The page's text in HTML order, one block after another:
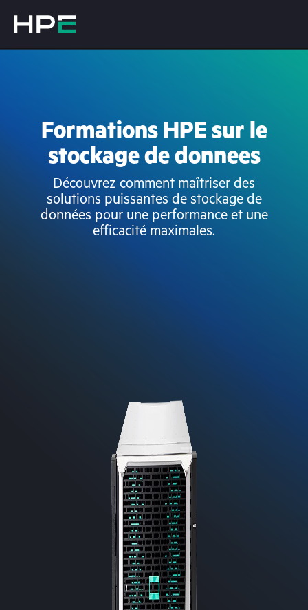
Formations HPE sur le
stockage de donnees
Découvrez comment maîtriser des
solutions puissantes de stockage de
données pour une performance et une
efficacité maximales.